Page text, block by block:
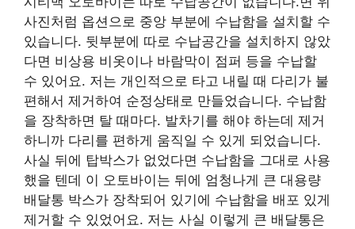
사진처럼 옵션으로 중앙 부분에 수납함을 설치할 수
있습니다. 뒷부분에 따로 수납공간을 설치하지 않았
다면 비상용 비옷이나 바람막이 점퍼 등을 수납할
수 있어요. 저는 개인적으로 타고 내릴 때 다리가 불
편해서 제거하여 순정상태로 만들었습니다. 수납함
을 장착하면 탈 때마다. 발차기를 해야 하는데 제거
하니까 다리를 편하게 움직일 수 있게 되었습니다.
사실 뒤에 탑박스가 없었다면 수납함을 그대로 사용
했을 텐데 이 오토바이는 뒤에 엄청나게 큰 대용량
배달통 박스가 장착되어 있기에 수납함을 배포 있게
제거할 수 있었어요. 저는 사실 이렇게 큰 배달통은